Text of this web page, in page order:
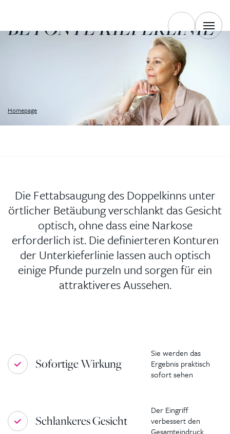
Homepage
BETONTE KIEFERLINIE
Die Fettabsaugung des Doppelkinns unter
örtlicher Betäubung verschlankt das Gesicht
optisch, ohne dass eine Narkose
erforderlich ist. Die definierteren Konturen
der Unterkieferlinie lassen auch optisch
einige Pfunde purzeln und sorgen für ein
attraktiveres Aussehen.
Sofortige Wirkung
Sie werden das
Ergebnis praktisch
sofort sehen
Schlankeres Gesicht
Der Eingriff
verbessert den
Gesamteindruck